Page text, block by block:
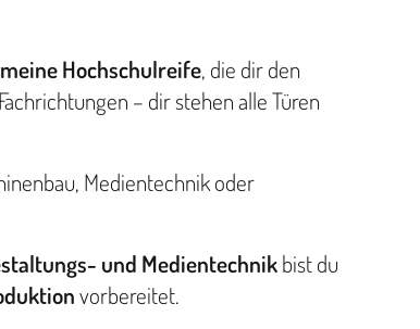
Hochschulreife, die dir den
– dir stehen alle Türen
Medientechnik oder
und Medientechnikbist du
vorbereitet.